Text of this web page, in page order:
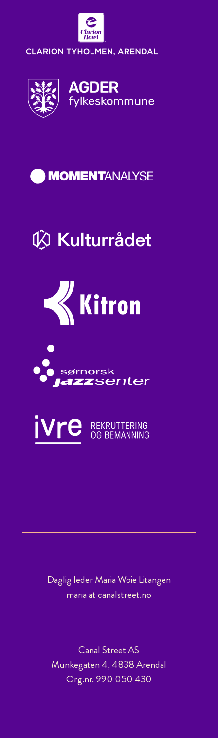
Daglig leder Maria Woie Litangen
maria at canalstreet.no
Canal Street AS
Munkegaten 4, 4838 Arendal
Org.nr. 990 050 430